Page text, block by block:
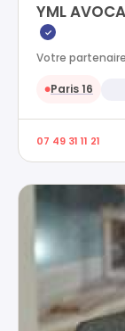
YML
✓
Votre
●Paris 16
07 49 31 11 21